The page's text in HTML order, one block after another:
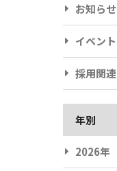
お知らせ
イベント
採用関連
年別
2026年